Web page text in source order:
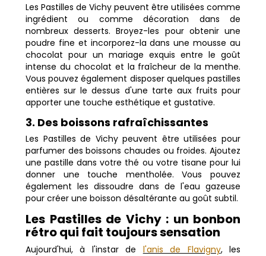
Les Pastilles de Vichy peuvent être utilisées comme
ingrédient ou comme décoration dans de
nombreux desserts. Broyez-les pour obtenir une
poudre fine et incorporez-la dans une mousse au
chocolat pour un mariage exquis entre le goût
intense du chocolat et la fraîcheur de la menthe.
Vous pouvez également disposer quelques pastilles
entières sur le dessus d'une tarte aux fruits pour
apporter une touche esthétique et gustative.
3. Des boissons rafraîchissantes
Les Pastilles de Vichy peuvent être utilisées pour
parfumer des boissons chaudes ou froides. Ajoutez
une pastille dans votre thé ou votre tisane pour lui
donner une touche mentholée. Vous pouvez
également les dissoudre dans de l'eau gazeuse
pour créer une boisson désaltérante au goût subtil.
Les Pastilles de Vichy : un bonbon
rétro qui fait toujours sensation
Aujourd'hui, à l'instar de l'anis de Flavigny, les